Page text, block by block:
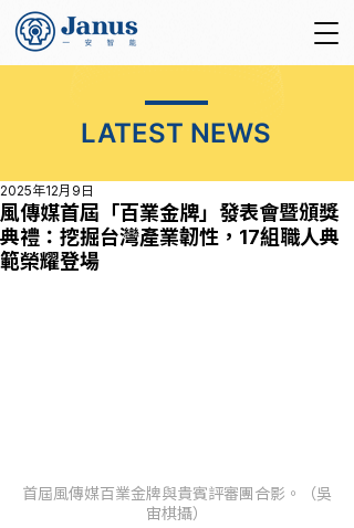
LATEST NEWS
風傳媒首屆「百業金牌」發表會暨頒獎
典禮：挖掘台灣產業韌性，17組職人典
範榮耀登場
2025年12月9日
首屆風傳媒百業金牌與貴賓評審團合影。（吳
宙棋攝）